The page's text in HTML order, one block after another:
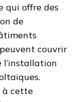
qui offre des
de
couvrir
l’installation
à cette